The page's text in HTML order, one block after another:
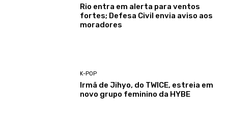
Rio entra em alerta para ventos
fortes; Defesa Civil envia aviso aos
moradores
K-POP
Irmã de Jihyo, do TWICE, estreia em
novo grupo feminino da HYBE